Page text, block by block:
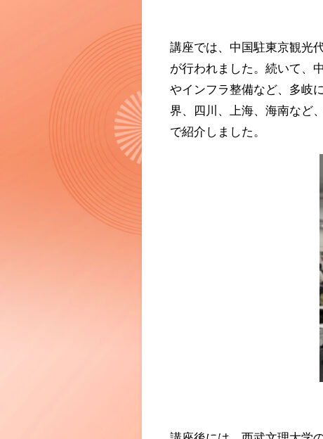
講座では、中国駐東京観光
が行われました。続いて、
やインフラ整備など、多岐
界、四川、上海、海南など
で紹介しました。